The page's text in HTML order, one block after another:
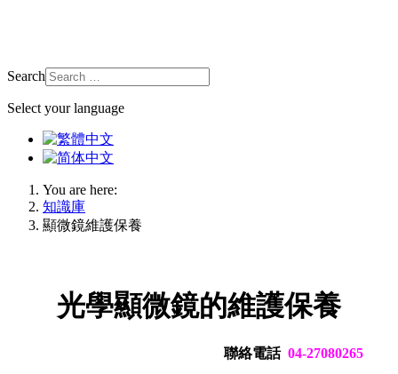
Search
Select your language
You are here:
知識庫
顯微鏡維護保養
光學顯微鏡的維護保養
聯絡電話 04-27080265